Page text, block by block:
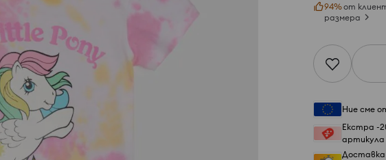
94%от
размера
Ние сме
Екстра -
артикула
Доставка